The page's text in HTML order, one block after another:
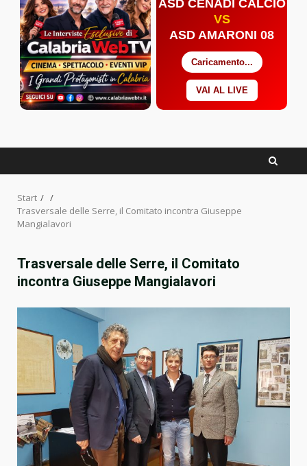
ASD CENADI CALCIO
VS
ASD AMARONI 08
Caricamento...
VAI AL LIVE
Start
Trasversale delle Serre, il Comitato incontra Giuseppe
Mangialavori
Trasversale delle Serre, il Comitato
incontra Giuseppe Mangialavori